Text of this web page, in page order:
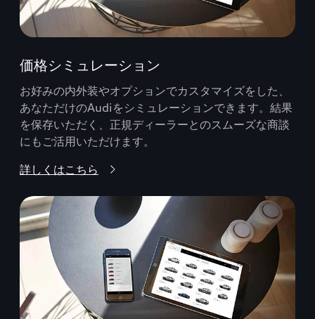
価格シミュレーション
お好みの内外装やオプションでカスタマイズをした、
あなただけのAudiをシミュレーションできます。結果
を保存いただく、正規ディーラーとのスムーズな商談
にもご活用いただけます。
詳しくはこちら